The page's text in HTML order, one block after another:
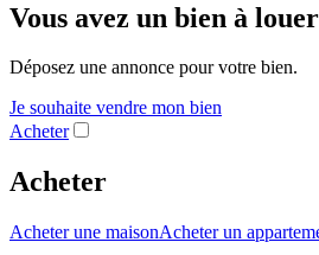
Vous avez un bien à
Déposez une annonce pour votre bien.
Je souhaite vendre mon bien
Acheter
Acheter
Acheter une maisonAcheter un